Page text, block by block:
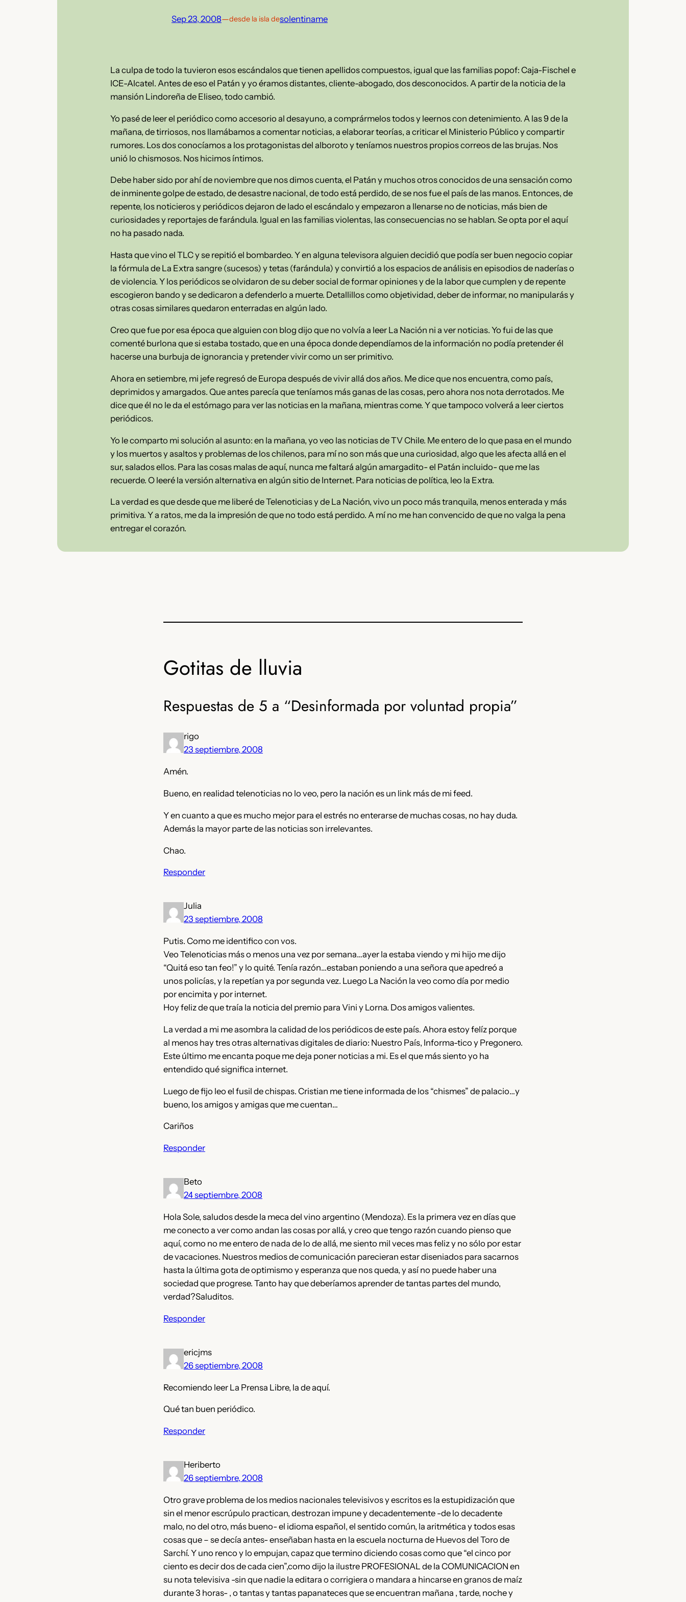
Sep 23, 2008—desde la isla desolentiname
La culpa de todo la tuvieron esos escándalos que tienen apellidos compuestos, igual que las familias popof: Caja-Fischel e
ICE-Alcatel. Antes de eso el Patán y yo éramos distantes, cliente-abogado, dos desconocidos. A partir de la noticia de la
mansión Lindoreña de Eliseo, todo cambió.
Yo pasé de leer el periódico como accesorio al desayuno, a comprármelos todos y leernos con detenimiento. A las 9 de la
mañana, de tirriosos, nos llamábamos a comentar noticias, a elaborar teorías, a criticar el Ministerio Público y compartir
rumores. Los dos conocíamos a los protagonistas del alboroto y teníamos nuestros propios correos de las brujas. Nos
unió lo chismosos. Nos hicimos íntimos.
Debe haber sido por ahí de noviembre que nos dimos cuenta, el Patán y muchos otros conocidos de una sensación como
de inminente golpe de estado, de desastre nacional, de todo está perdido, de se nos fue el país de las manos. Entonces, de
repente, los noticieros y periódicos dejaron de lado el escándalo y empezaron a llenarse no de noticias, más bien de
curiosidades y reportajes de farándula. Igual en las familias violentas, las consecuencias no se hablan. Se opta por el aquí
no ha pasado nada.
Hasta que vino el TLC y se repitió el bombardeo. Y en alguna televisora alguien decidió que podía ser buen negocio copiar
la fórmula de La Extra sangre (sucesos) y tetas (farándula) y convirtió a los espacios de análisis en episodios de naderías o
de violencia. Y los periódicos se olvidaron de su deber social de formar opiniones y de la labor que cumplen y de repente
escogieron bando y se dedicaron a defenderlo a muerte. Detallillos como objetividad, deber de informar, no manipularás y
otras cosas similares quedaron enterradas en algún lado.
Creo que fue por esa época que alguien con blog dijo que no volvía a leer La Nación ni a ver noticias. Yo fui de las que
comenté burlona que si estaba tostado, que en una época donde dependíamos de la información no podía pretender él
hacerse una burbuja de ignorancia y pretender vivir como un ser primitivo.
Ahora en setiembre, mi jefe regresó de Europa después de vivir allá dos años. Me dice que nos encuentra, como país,
deprimidos y amargados. Que antes parecía que teníamos más ganas de las cosas, pero ahora nos nota derrotados. Me
dice que él no le da el estómago para ver las noticias en la mañana, mientras come. Y que tampoco volverá a leer ciertos
periódicos.
Yo le comparto mi solución al asunto: en la mañana, yo veo las noticias de TV Chile. Me entero de lo que pasa en el mundo
y los muertos y asaltos y problemas de los chilenos, para mí no son más que una curiosidad, algo que les afecta allá en el
sur, salados ellos. Para las cosas malas de aquí, nunca me faltará algún amargadito- el Patán incluido- que me las
recuerde. O leeré la versión alternativa en algún sitio de Internet. Para noticias de política, leo la Extra.
La verdad es que desde que me liberé de Telenoticias y de La Nación, vivo un poco más tranquila, menos enterada y más
primitiva. Y a ratos, me da la impresión de que no todo está perdido. A mí no me han convencido de que no valga la pena
entregar el corazón.
Gotitas de lluvia
Respuestas de 5 a “Desinformada por voluntad propia”
rigo
23 septiembre, 2008
Amén.
Bueno, en realidad telenoticias no lo veo, pero la nación es un link más de mi feed.
Y en cuanto a que es mucho mejor para el estrés no enterarse de muchas cosas, no hay duda.
Además la mayor parte de las noticias son irrelevantes.
Chao.
Responder
Julia
23 septiembre, 2008
Putis. Como me identifico con vos.
Veo Telenoticias más o menos una vez por semana…ayer la estaba viendo y mi hijo me dijo
“Quitá eso tan feo!” y lo quité. Tenía razón…estaban poniendo a una señora que apedreó a
unos policías, y la repetían ya por segunda vez. Luego La Nación la veo como día por medio
por encimita y por internet.
Hoy feliz de que traía la noticia del premio para Vini y Lorna. Dos amigos valientes.
La verdad a mi me asombra la calidad de los periódicos de este país. Ahora estoy felíz porque
al menos hay tres otras alternativas digitales de diario: Nuestro País, Informa-tico y Pregonero.
Este último me encanta poque me deja poner noticias a mi. Es el que más siento yo ha
entendido qué significa internet.
Luego de fijo leo el fusil de chispas. Cristian me tiene informada de los “chismes” de palacio…y
bueno, los amigos y amigas que me cuentan…
Cariños
Responder
Beto
24 septiembre, 2008
Hola Sole, saludos desde la meca del vino argentino (Mendoza). Es la primera vez en días que
me conecto a ver como andan las cosas por allá, y creo que tengo razón cuando pienso que
aquí, como no me entero de nada de lo de allá, me siento mil veces mas feliz y no sólo por estar
de vacaciones. Nuestros medios de comunicación parecieran estar diseniados para sacarnos
hasta la última gota de optimismo y esperanza que nos queda, y así no puede haber una
sociedad que progrese. Tanto hay que deberíamos aprender de tantas partes del mundo,
verdad?Saluditos.
Responder
ericjms
26 septiembre, 2008
Recomiendo leer La Prensa Libre, la de aquí.
Qué tan buen periódico.
Responder
Heriberto
26 septiembre, 2008
Otro grave problema de los medios nacionales televisivos y escritos es la estupidización que
sin el menor escrúpulo practican, destrozan impune y decadentemente -de lo decadente
malo, no del otro, más bueno- el idioma español, el sentido común, la aritmética y todos esas
cosas que – se decía antes- enseñaban hasta en la escuela nocturna de Huevos del Toro de
Sarchí. Y uno renco y lo empujan, capaz que termino diciendo cosas como que “el cinco por
ciento es decir dos de cada cien”,como dijo la ilustre PROFESIONAL de la COMUNICACION en
su nota televisiva -sin que nadie la editara o corrigiera o mandara a hincarse en granos de maíz
durante 3 horas- , o tantas y tantas papanateces que se encuentran mañana , tarde, noche y